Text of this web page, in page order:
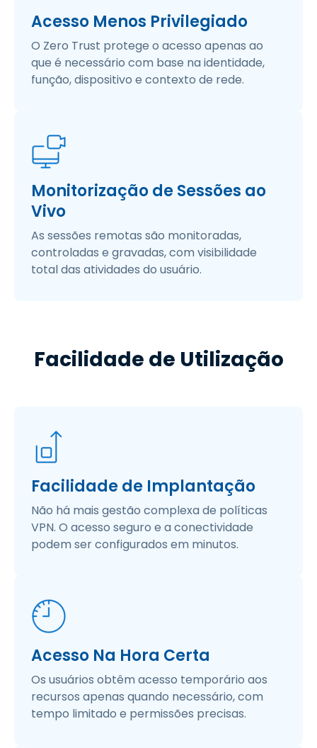
Acesso Menos Privilegiado
O Zero Trust protege o acesso apenas ao
que é necessário com base na identidade,
função, dispositivo e contexto de rede.​
Monitorização de Sessões ao
Vivo
As sessões remotas são monitoradas,
controladas e gravadas, com visibilidade
total das atividades do usuário. ​
Facilidade de Utilização​
Facilidade de Implantação
Não há mais gestão complexa de políticas
VPN. O acesso seguro e a conectividade
podem ser configurados em minutos.​
Acesso Na Hora Certa
Os usuários obtêm acesso temporário aos
recursos apenas quando necessário, com
tempo limitado e permissões precisas.​